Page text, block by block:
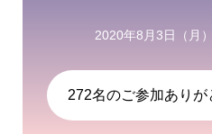
2020年8月3日（月
272名のご参加ありが